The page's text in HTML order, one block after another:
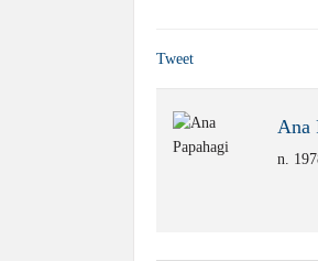
Tweet
Ana
n.